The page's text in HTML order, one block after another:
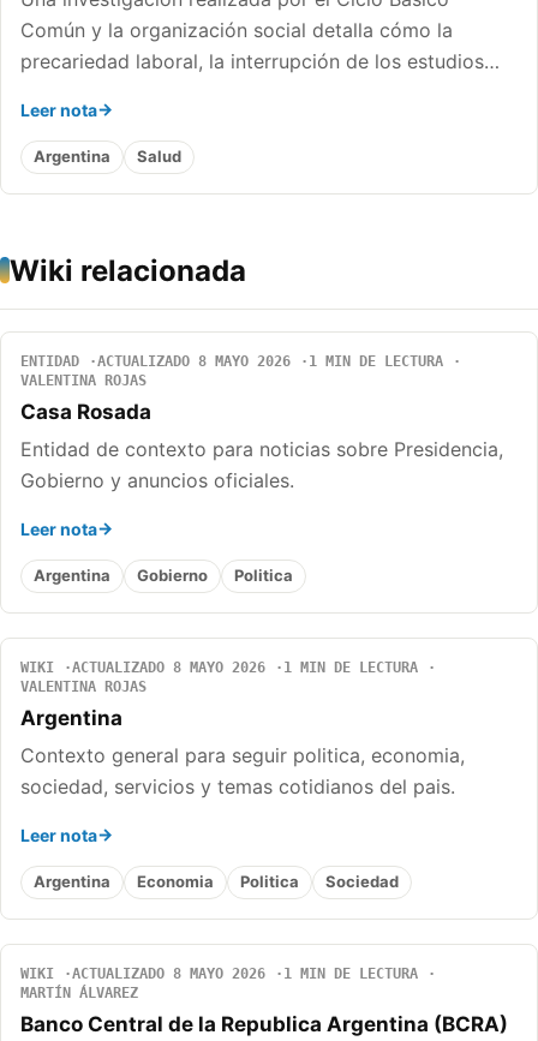
Común y la organización social detalla cómo la
precariedad laboral, la interrupción de los estudios…
Leer nota
Argentina Salud
Wiki relacionada
ENTIDAD ACTUALIZADO 8 MAYO 2026
1 MIN DE LECTURA
VALENTINA ROJAS
Casa Rosada
Entidad de contexto para noticias sobre Presidencia,
Gobierno y anuncios oficiales.
Leer nota
Argentina Gobierno Politica
WIKI ACTUALIZADO 8 MAYO 2026
1 MIN DE LECTURA
VALENTINA ROJAS
Argentina
Contexto general para seguir politica, economia,
sociedad, servicios y temas cotidianos del pais.
Leer nota
Argentina Economia Politica Sociedad
WIKI ACTUALIZADO 8 MAYO 2026
1 MIN DE LECTURA
MARTÍN ÁLVAREZ
Banco Central de la Republica Argentina (BCRA)